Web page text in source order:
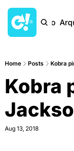
Início
Home Posts Kobra
Kobra
Aug 13, 2018